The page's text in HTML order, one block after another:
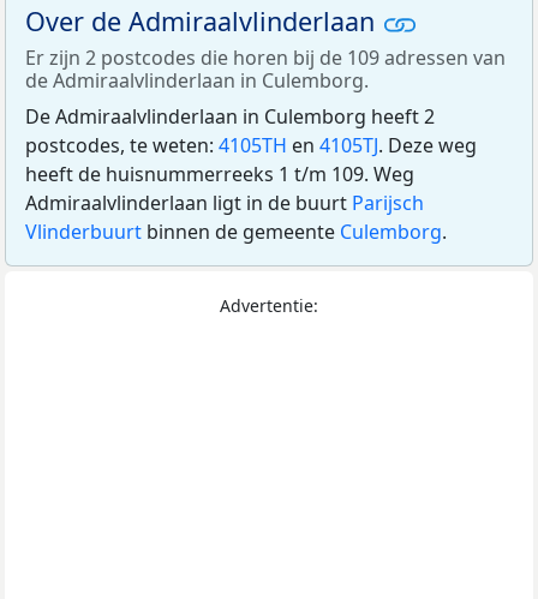
Over de Admiraalvlinderlaan
Er zijn 2 postcodes die horen bij de 109 adressen van
de Admiraalvlinderlaan in Culemborg.
De Admiraalvlinderlaan in Culemborg heeft 2
postcodes, te weten: 4105TH en 4105TJ. Deze weg
heeft de huisnummerreeks 1 t/m 109. Weg
Admiraalvlinderlaan ligt in de buurt Parijsch
Vlinderbuurt binnen de gemeente Culemborg.
Advertentie: